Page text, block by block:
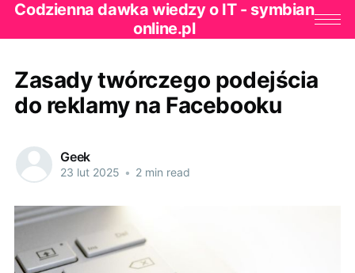
Codzienna dawka wiedzy o IT - symbian
online.pl
Zasady twórczego podejścia
do reklamy na Facebooku
Geek
23 lut 2025 • 2 min read